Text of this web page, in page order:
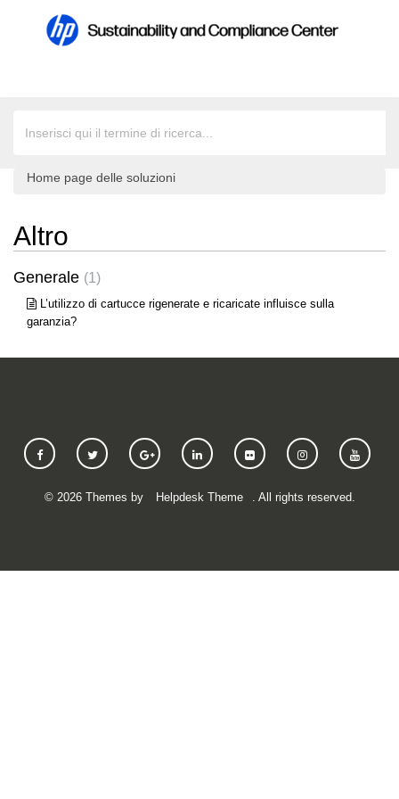
Home page delle soluzioni
Altro
Generale 1
L’utilizzo di cartucce rigenerate e ricaricate influisce sulla
garanzia?
© 2026Themes by Helpdesk Theme . All rights reserved.